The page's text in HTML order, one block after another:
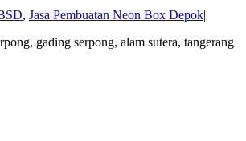
, Jasa Pembuatan Neon Box Depok|
gading serpong, alam sutera, tangerang